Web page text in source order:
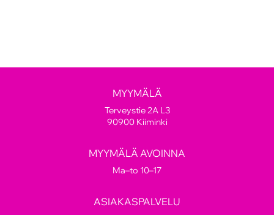
MYYMÄLÄ
Terveystie 2A L3
90900 Kiiminki
MYYMÄLÄ AVOINNA
Ma–to 10–17
ASIAKASPALVELU